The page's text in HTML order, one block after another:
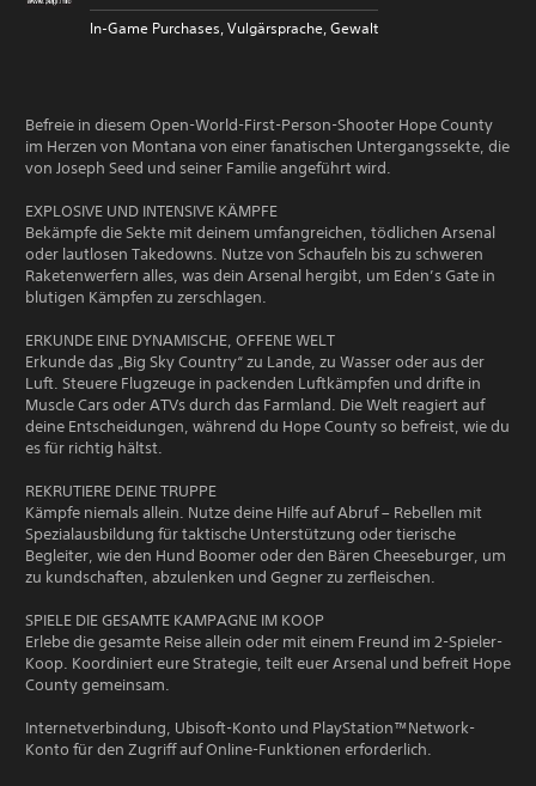
In-Game Purchases, Vulgärsprache, Gewalt
Befreie in diesem Open-World-First-Person-Shooter Hope County
im Herzen von Montana von einer fanatischen Untergangssekte, die
von Joseph Seed und seiner Familie angeführt wird.
EXPLOSIVE UND INTENSIVE KÄMPFE
Bekämpfe die Sekte mit deinem umfangreichen, tödlichen Arsenal
oder lautlosen Takedowns. Nutze von Schaufeln bis zu schweren
Raketenwerfern alles, was dein Arsenal hergibt, um Eden’s Gate in
blutigen Kämpfen zu zerschlagen.
ERKUNDE EINE DYNAMISCHE, OFFENE WELT
Erkunde das „Big Sky Country“ zu Lande, zu Wasser oder aus der
Luft. Steuere Flugzeuge in packenden Luftkämpfen und drifte in
Muscle Cars oder ATVs durch das Farmland. Die Welt reagiert auf
deine Entscheidungen, während du Hope County so befreist, wie du
es für richtig hältst.
REKRUTIERE DEINE TRUPPE
Kämpfe niemals allein. Nutze deine Hilfe auf Abruf – Rebellen mit
Spezialausbildung für taktische Unterstützung oder tierische
Begleiter, wie den Hund Boomer oder den Bären Cheeseburger, um
zu kundschaften, abzulenken und Gegner zu zerfleischen.
SPIELE DIE GESAMTE KAMPAGNE IM KOOP
Erlebe die gesamte Reise allein oder mit einem Freund im 2-Spieler-
Koop. Koordiniert eure Strategie, teilt euer Arsenal und befreit Hope
County gemeinsam.
Internetverbindung, Ubisoft-Konto und PlayStation™Network-
Konto für den Zugriff auf Online-Funktionen erforderlich.